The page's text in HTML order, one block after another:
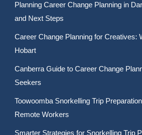
Planning Career Change Planning in
and Next Steps
Career Change Planning for Creatives:
Hobart
Canberra Guide to Career Change
Seekers
Toowoomba Snorkelling Trip
Remote Workers
Smarter Strategies for Snorkelling Trip